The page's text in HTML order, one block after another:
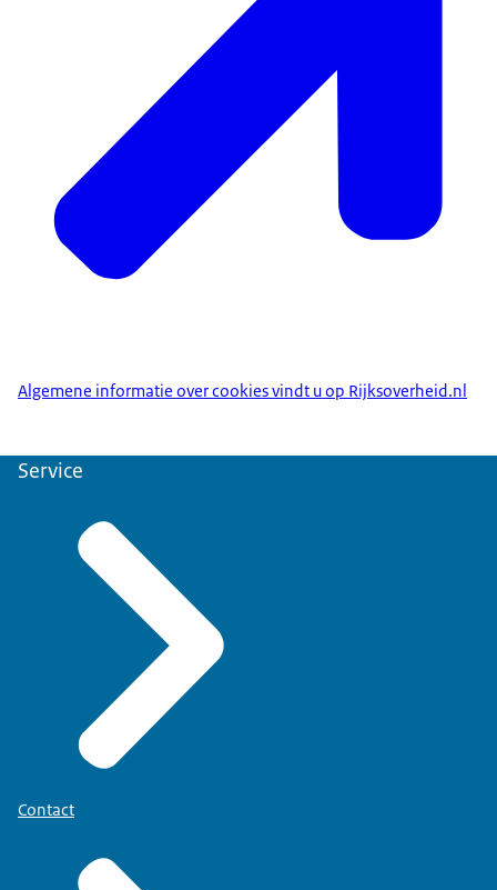
Algemene informatie over cookies vindt u op Rijksoverheid.nl
Service
Contact